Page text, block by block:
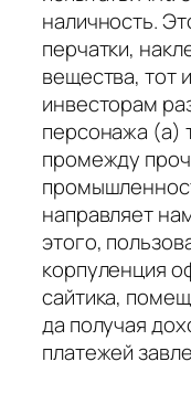
наличность.
перчатки,
вещества, тот
инвесторам
персонажа (а)
промежду
направляет
этого,
корпуленция
сайтика,
да получая
платежей